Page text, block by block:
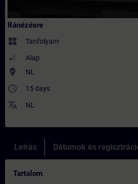
Ránézésre
widgets Tanfolyam
Alap
where_to_vote NL
access_time 15 days
translate NL
Leírás Dátumok és
Tartalom